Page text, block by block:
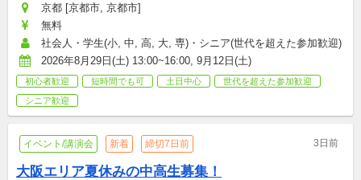
京都 [京都市, 京都市]
無料
社会人・学生(小, 中, 高, 大, 専)・シニア(世代を超えた参加歓迎)
2026年8月29日(土) 13:00~16:00, 9月12日(土)
初心者歓迎 短時間でも可 土日中心
世代を超えた参加歓迎
シニア歓迎
イベント/講演会 新着 締切7日前 3日前
大阪エリア夏休みの中高生募集！